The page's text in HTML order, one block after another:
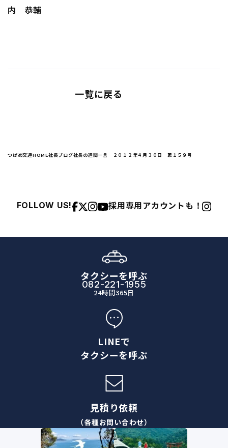
内 恭輔
一覧に戻る
つばめ交通HOME社長ブログ社長の週間一言 ２０１２年４月３０日 第１５９号
FOLLOW US! 採用専用アカウントも！
タクシーを呼ぶ
082-221-1955
24時間365日
LINEで
タクシーを呼ぶ
見積り依頼
（各種お問い合わせ）